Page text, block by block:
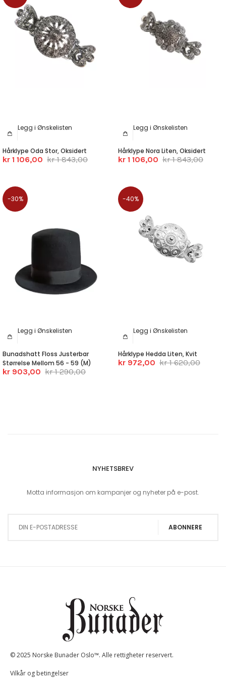
Legg i Ønskelisten
Hårklype Oda Stor, Oksidert
kr 1 106,00 kr 1 843,00
Legg i Ønskelisten
Hårklype Nora Liten, Oksidert
kr 1 106,00 kr 1 843,00
-30%
Legg i Ønskelisten
Bunadshatt Floss Justerbar
Størrelse Mellom 56 - 59 (M)
kr 903,00 kr 1 290,00
-40%
Legg i Ønskelisten
Hårklype Hedda Liten, Kvit
kr 972,00 kr 1 620,00
NYHETSBREV
Motta informasjon om kampanjer og nyheter på e-post.
ABONNERE
© 2025 Norske Bunader Oslo™. Alle rettigheter reservert.
Vilkår og betingelser